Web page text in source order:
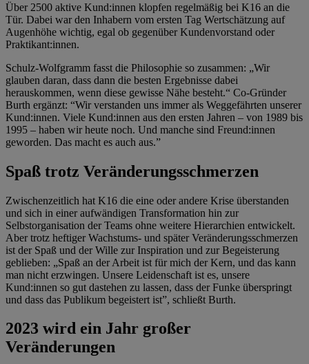
Über 2500 aktive Kund:innen klopfen regelmäßig bei K16 an die
Tür. Dabei war den Inhabern vom ersten Tag Wertschätzung auf
Augenhöhe wichtig, egal ob gegenüber Kundenvorstand oder
Praktikant:innen.
Schulz-Wolfgramm fasst die Philosophie so zusammen: „Wir
glauben daran, dass dann die besten Ergebnisse dabei
herauskommen, wenn diese gewisse Nähe besteht.“ Co-Gründer
Burth ergänzt: “Wir verstanden uns immer als Weggefährten unserer
Kund:innen. Viele Kund:innen aus den ersten Jahren – von 1989 bis
1995 – haben wir heute noch. Und manche sind Freund:innen
geworden. Das macht es auch aus.”
Spaß trotz Veränderungsschmerzen
Zwischenzeitlich hat K16 die eine oder andere Krise überstanden
und sich in einer aufwändigen Transformation hin zur
Selbstorganisation der Teams ohne weitere Hierarchien entwickelt.
Aber trotz heftiger Wachstums- und später Veränderungsschmerzen
ist der Spaß und der Wille zur Inspiration und zur Begeisterung
geblieben: „Spaß an der Arbeit ist für mich der Kern, und das kann
man nicht erzwingen. Unsere Leidenschaft ist es, unsere
Kund:innen so gut dastehen zu lassen, dass der Funke überspringt
und dass das Publikum begeistert ist”, schließt Burth.
2023 wird ein Jahr großer
Veränderungen